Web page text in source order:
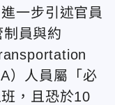
一步引述官員
員與約
）人員屬「必
，且恐於10